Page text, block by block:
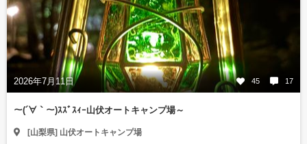
2026年7月11日 45 17
～(´∀｀～)ｽｽﾞｽｨｰ山伏オートキャンプ場～
[山梨県] 山伏オートキャンプ場